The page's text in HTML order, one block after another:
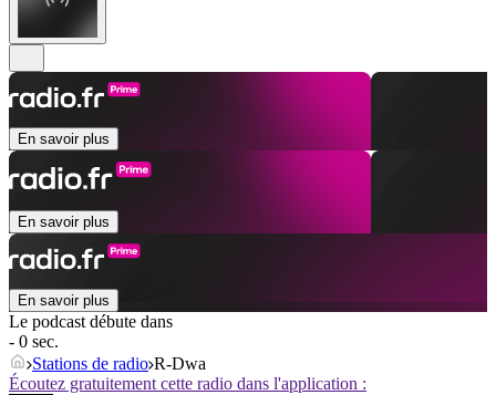
En savoir plus
En savoir plus
En savoir plus
Le podcast débute dans
- 0 sec.
Stations de radio R-Dwa
Écoutez gratuitement cette radio dans l'application :